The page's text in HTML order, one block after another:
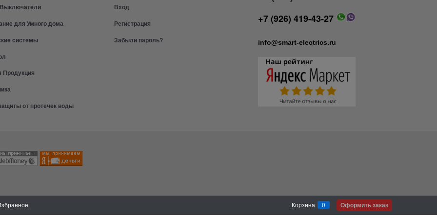
Выключатели
для Умного дома
системы
Продукция
от протечек воды
Вход
Регистрация
Забыли пароль?
+7 (926) 419-43-27
info@smart-electrics.ru
Корзина 0 Оформить заказ